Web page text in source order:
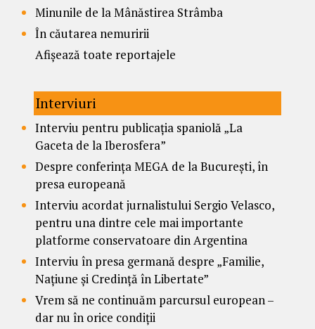
Minunile de la Mânăstirea Strâmba
În căutarea nemuririi
Afișează toate reportajele
Interviuri
Interviu pentru publicația spaniolă „La
Gaceta de la Iberosfera”
Despre conferința MEGA de la București, în
presa europeană
Interviu acordat jurnalistului Sergio Velasco,
pentru una dintre cele mai importante
platforme conservatoare din Argentina
Interviu în presa germană despre „Familie,
Națiune și Credință în Libertate”
Vrem să ne continuăm parcursul european –
dar nu în orice condiții